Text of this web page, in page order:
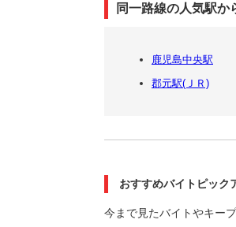
同一路線の人気駅か
鹿児島中央駅
郡元駅(ＪＲ)
おすすめバイトピック
今まで見たバイトやキー